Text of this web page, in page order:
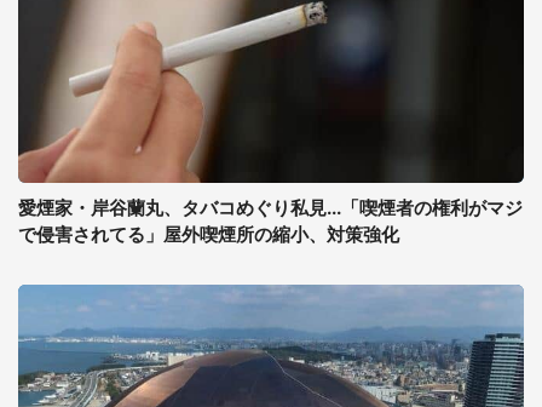
愛煙家・岸谷蘭丸、タバコめぐり私見...「喫煙者の権利がマジ
で侵害されてる」屋外喫煙所の縮小、対策強化